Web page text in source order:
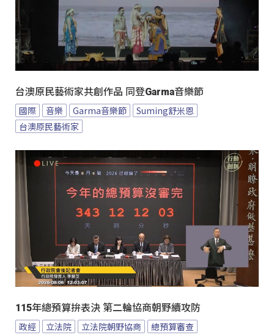
台澳原民藝術家共創作品 同登Garma音樂節
國際 音樂 Garma音樂節
Suming舒米恩
台澳原民藝術家
115年總預算拚表決 第二輪協商朝野續攻防
政經 立法院 立法院朝野協商 總預算審查